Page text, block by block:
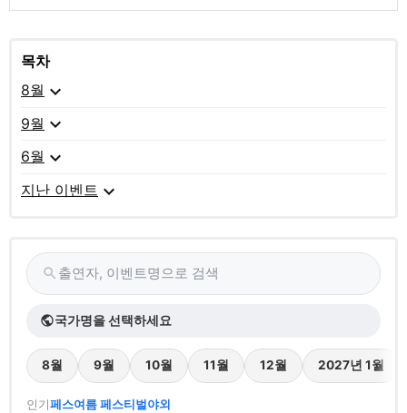
목차
8월 expand_more
9월 expand_more
6월 expand_more
지난 이벤트 expand_more
search 출연자, 이벤트명으로 검색
public국가명을 선택하세요
8월 9월 10월 11월 12월 2027년 1월
인기페스여름 페스티벌야외